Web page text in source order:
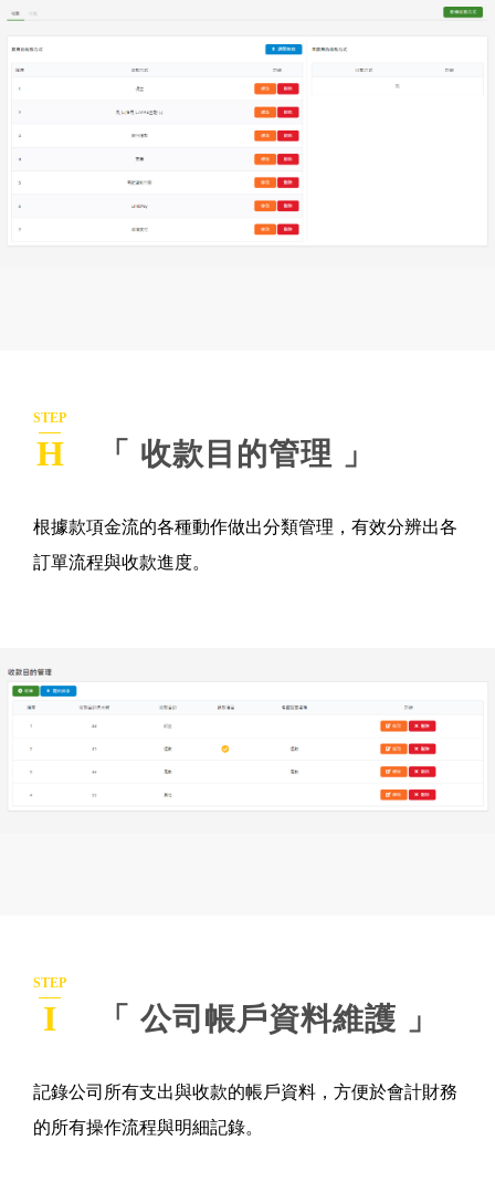
STEP
H 「 收款目的管理 」
根據款項金流的各種動作做出分類管理，有效分辨出各
訂單流程與收款進度。
STEP
I 「 公司帳戶資料維護 」
記錄公司所有支出與收款的帳戶資料，方便於會計財務
的所有操作流程與明細記錄。